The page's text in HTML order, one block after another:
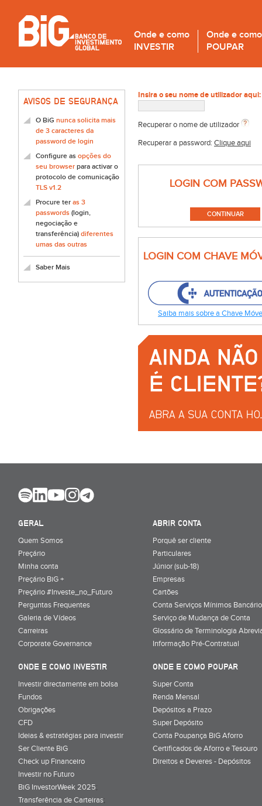
Onde e como
INVESTIR
Onde e como
POUPAR
AVISOS DE SEGURANÇA
O BiG nunca solicita mais
de 3 caracteres da
password de login
Configure as opções do
seu browser para activar o
protocolo de comunicação
TLS v1.2
Procure ter as 3
passwords (login,
negociação e
transferência) diferentes
umas das outras
Saber Mais
Insira o seu nome de utilizador aqui:
Recuperar o nome de utilizador
Recuperar a password: Clique aqui
LOGIN COM
LOGIN COM CHAVE
Saiba mais sobre a Chave
GERAL
Quem Somos
Preçário
Minha conta
Preçário BiG +
Preçário #Investe_no_Futuro
Perguntas Frequentes
Galeria de Vídeos
Carreiras
Corporate Governance
ABRIR CONTA
Porquê ser cliente
Particulares
Júnior (sub-18)
Empresas
Cartões
Conta Serviços Mínimos
Serviço de Mudança de Conta
Glossário de Terminologia
Informação Pré-Contratual
ONDE E COMO INVESTIR
Investir directamente em bolsa
Fundos
Obrigações
CFD
Ideias & estratégias para investir
Ser Cliente BiG
Check up Financeiro
Investir no Futuro
BiG InvestorWeek 2025;
Transferência de Carteiras;
ONDE E COMO POUPAR
Super Conta
Renda Mensal
Depósitos a Prazo
Super Depósito
Conta Poupança BiG Aforro
Certificados de Aforro e Tesouro
Direitos e Deveres - Depósitos